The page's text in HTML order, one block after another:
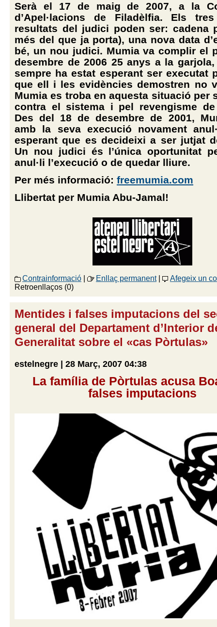
Serà el 17 de maig de 2007, a la
d’Apel·lacions de Filadèlfia. Els
resultats del judici poden ser: cadena
més del que ja porta), una nova data
bé, un nou judici. Mumia va complir el
desembre de 2006 25 anys a la
sempre ha estat esperant ser executat
que ell i les evidències demostren no
Mumia es troba en aquesta situació per
contra el sistema i pel revengisme
Des del 18 de desembre de 2001,
amb la seva execució novament
esperant que es decideixi a ser jutjat
Un nou judici és l’única oportunitat
anul·li l’execució o de quedar lliure.
Per més informació: freemumia.com
Llibertat per Mumia Abu-Jamal!
Contrainformació Enllaç permanent|
Afegeix un
Retroenllaços (0)
Mentides i falses imputacions del
general del Departament d’Interior
Generalitat sobre el «cas Pòrtulas»
estelnegre | 28 Març, 2007 04:38
La família de Pòrtulas acusa
falses imputacions